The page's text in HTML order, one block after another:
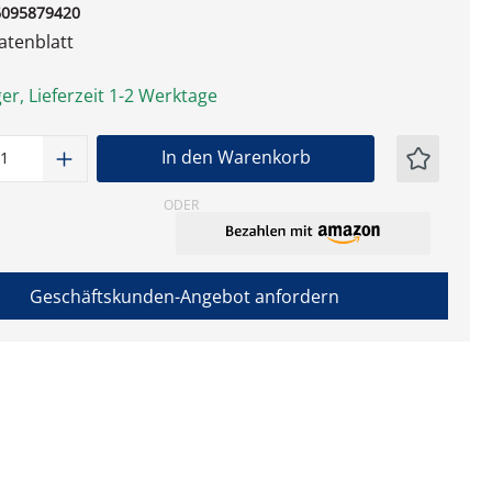
Lieferzeit 1-2 Werktage
Anzahl: Gib den gewünschten Wert
In den Warenkorb
ODER
Geschäftskunden-Angebot anfordern